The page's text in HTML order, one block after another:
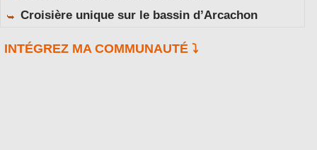
Croisière unique sur le bassin d’Arcachon
INTÉGREZ MA COMMUNAUTÉ ⤵️